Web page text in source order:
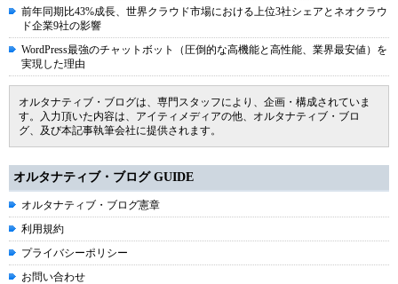
前年同期比43%成長、世界クラウド市場における上位3社シェアとネオクラウ
ド企業9社の影響
WordPress最強のチャットボット（圧倒的な高機能と高性能、業界最安値）を
実現した理由
オルタナティブ・ブログは、専門スタッフにより、企画・構成されていま
す。入力頂いた内容は、アイティメディアの他、オルタナティブ・ブロ
グ、及び本記事執筆会社に提供されます。
オルタナティブ・ブログ GUIDE
オルタナティブ・ブログ憲章
利用規約
プライバシーポリシー
お問い合わせ